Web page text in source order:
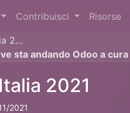
Contribuisci Risorse
Odoo Days Italia 2021
sta andando Odoo a
2021
2021